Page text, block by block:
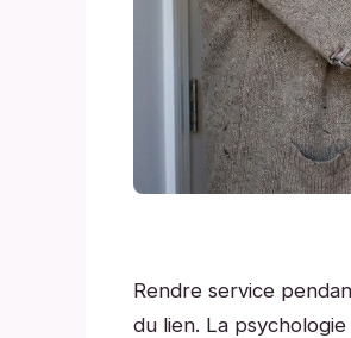
Rendre service
du lien. La